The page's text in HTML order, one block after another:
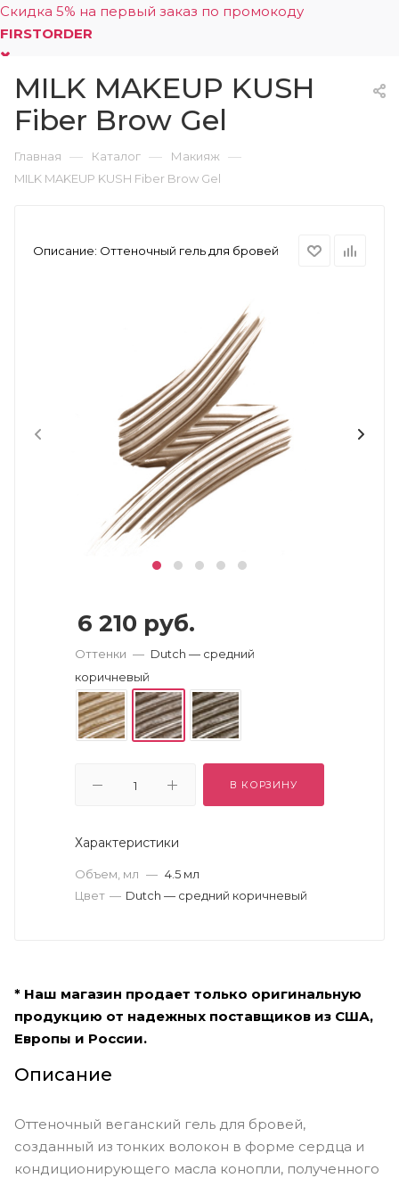
Скидка 5% на первый заказ по промокоду
FIRSTORDER
0
MILK MAKEUP KUSH
Fiber Brow Gel
Главная — Каталог — Макияж —
MILK MAKEUP KUSH Fiber Brow Gel
Описание: Оттеночный гель для бровей
6 210 руб.
Оттенки — Dutch — средний
коричневый
В КОРЗИНУ
Характеристики
Объем, мл — 4.5 мл
Цвет — Dutch — средний коричневый
* Наш магазин продает только оригинальную
продукцию от надежных поставщиков из США,
Европы и России.
Описание
Оттеночный веганский гель для бровей,
созданный из тонких волокон в форме сердца и
кондиционирующего масла конопли, полученного